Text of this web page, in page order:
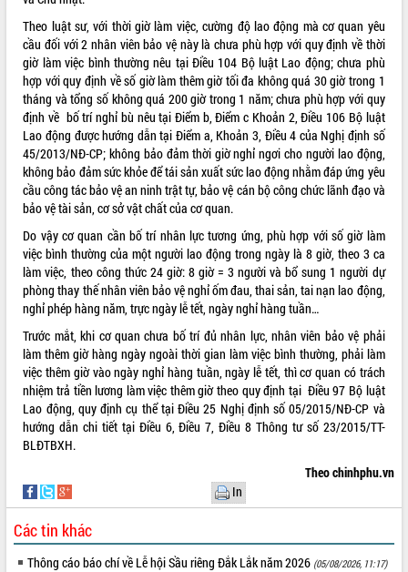
Theo luật sư, với thời giờ làm việc, cường độ lao động mà cơ quan yêu
cầu đối với 2 nhân viên bảo vệ này là chưa phù hợp với quy định về thời
giờ làm việc bình thường nêu tại Điều 104 Bộ luật Lao động; chưa phù
hợp với quy định về số giờ làm thêm giờ tối đa không quá 30 giờ trong 1
tháng và tổng số không quá 200 giờ trong 1 năm; chưa phù hợp với quy
định về bố trí nghỉ bù nêu tại Điểm b, Điểm c Khoản 2, Điều 106 Bộ luật
Lao động được hướng dẫn tại Điểm a, Khoản 3, Điều 4 của Nghị định số
45/2013/NĐ-CP; không bảo đảm thời giờ nghỉ ngơi cho người lao động,
không bảo đảm sức khỏe để tái sản xuất sức lao động nhằm đáp ứng yêu
cầu công tác bảo vệ an ninh trật tự, bảo vệ cán bộ công chức lãnh đạo và
bảo vệ tài sản, cơ sở vật chất của cơ quan.
Do vậy cơ quan cần bố trí nhân lực tương ứng, phù hợp với số giờ làm
việc bình thường của một người lao động trong ngày là 8 giờ, theo 3 ca
làm việc, theo công thức 24 giờ: 8 giờ = 3 người và bổ sung 1 người dự
phòng thay thế nhân viên bảo vệ nghỉ ốm đau, thai sản, tai nạn lao động,
nghỉ phép hàng năm, trực ngày lễ tết, ngày nghỉ hàng tuần…
Trước mắt, khi cơ quan chưa bố trí đủ nhân lực, nhân viên bảo vệ phải
làm thêm giờ hàng ngày ngoài thời gian làm việc bình thường, phải làm
việc thêm giờ vào ngày nghỉ hàng tuần, ngày lễ tết, thì cơ quan có trách
nhiệm trả tiền lương làm việc thêm giờ theo quy định tại Điều 97 Bộ luật
Lao động, quy định cụ thể tại Điều 25 Nghị định số 05/2015/NĐ-CP và
hướng dẫn chi tiết tại Điều 6, Điều 7, Điều 8 Thông tư số 23/2015/TT-
BLĐTBXH.
Theo chinhphu.vn
In
Các tin khác
Thông cáo báo chí về Lễ hội Sầu riêng Đắk Lắk năm 2026 (05/08/2026, 11:17)